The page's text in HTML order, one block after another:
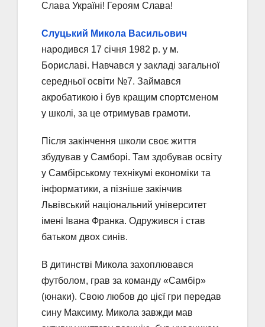
Слава Україні! Героям Слава!
Слуцький Микола Васильович
народився 17 січня 1982 р. у м.
Бориславі. Навчався у закладі загальної
середньої освіти №7. Займався
акробатикою і був кращим спортсменом
у школі, за це отримував грамоти.
Після закінчення школи своє життя
збудував у Самборі. Там здобував освіту
у Самбірському технікумі економіки та
інформатики, а пізніше закінчив
Львівський національний університет
імені Івана Франка. Одружився і став
батьком двох синів.
В дитинстві Микола захоплювався
футболом, грав за команду «Самбір»
(юнаки). Свою любов до цієї гри передав
сину Максиму. Микола завжди мав